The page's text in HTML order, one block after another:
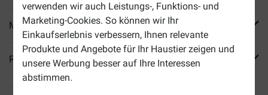
verwenden wir auch Leistungs-, Funktions- und
Marketing-Cookies. So können wir Ihr
Einkaufserlebnis verbessern, Ihnen relevante
Produkte und Angebote für Ihr Haustier zeigen und
unsere Werbung besser auf Ihre Interessen
abstimmen.
Mehr Produktinfos
Reviews